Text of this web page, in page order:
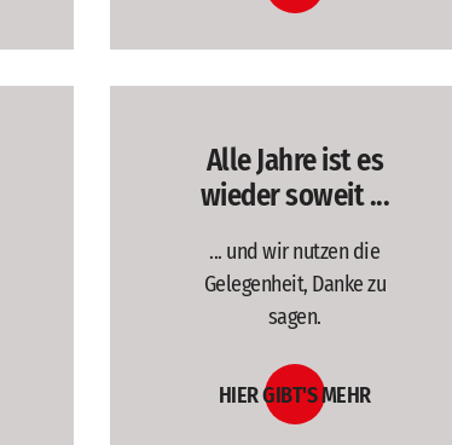
Alle Jahre ist es
wieder soweit ...
... und wir nutzen die
Gelegenheit, Danke zu
sagen.
HIER GIBT'S MEHR